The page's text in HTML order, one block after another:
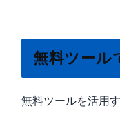
無料ツール
無料ツールを活用